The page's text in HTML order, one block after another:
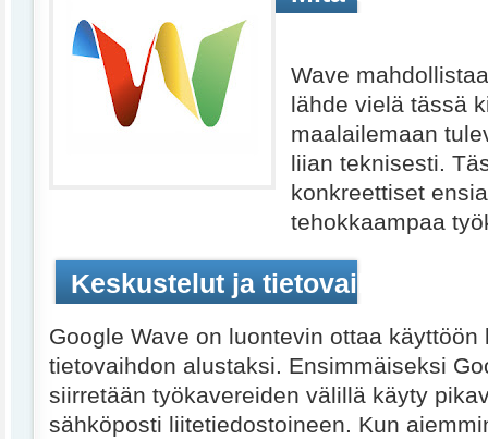
muuttaa
Wave
lähde vielä tässä
maalailemaan
liian teknisesti.
konkreettiset
tehokkaampaa
Keskustelut ja tietovaihto ensin
Google Wave on luontevin ottaa käyttöön
tietovaihdon alustaksi. Ensimmäiseksi
siirretään työkavereiden välillä käyty
sähköposti liitetiedostoineen. Kun